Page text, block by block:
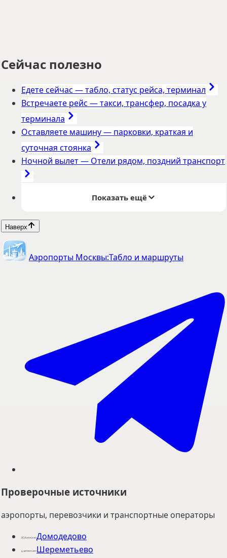
Сейчас полезно
Едете сейчас —табло, статус рейса, терминал
Встречаете рейс —такси, трансфер, посадка у
терминала
Оставляете машину— парковки, краткая и
суточная стоянка
Ночной вылет— Отели рядом, поздний транспорт
Показать ещё
Наверх
Аэропорты Москвы:Табло и маршруты
Проверочные источники
аэропорты, перевозчики и транспортные операторы
Домодедово
Шереметьево